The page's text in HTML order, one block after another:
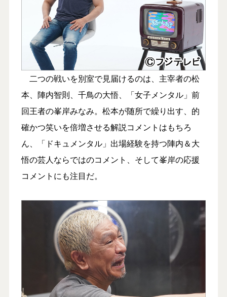
二つの戦いを別室で見届けるのは、主宰者の松
本、陣内智則、千鳥の大悟、「女子メンタル」前
回王者の峯岸みなみ。松本が随所で繰り出す、的
確かつ笑いを倍増させる解説コメントはもちろ
ん、「ドキュメンタル」出場経験を持つ陣内＆大
悟の芸人ならではのコメント、そして峯岸の応援
コメントにも注目だ。